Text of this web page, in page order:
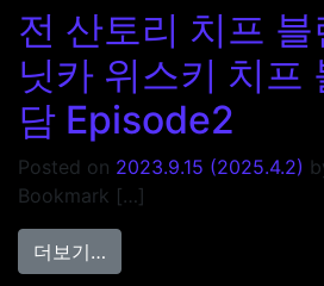
전 산토리 치프 블
닛카 위스키 치프
담 Episode2
Posted on 2023.9.15 (2025.4.2)
Bookmark […]
더보기…